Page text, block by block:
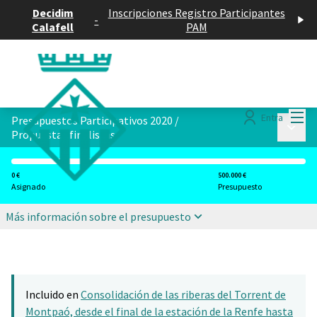
Decidim
Calafell
-
Inscripciones Registro Participantes
PAM
Entra
Presupuestos Participativos 2020 /
Propuestas finalistas
0 €
Asignado
500.000 €
Presupuesto
Más información sobre el presupuesto
Incluido en Consolidación de las riberas del Torrent de
Montpaó, desde el final de la estación de la Renfe hasta